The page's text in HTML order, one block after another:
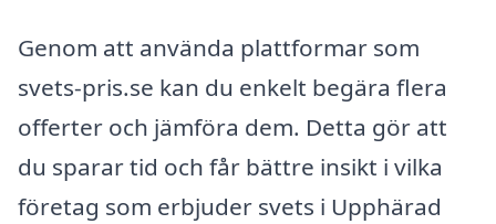
Genom att använda plattformar som
svets-pris.se kan du enkelt begära flera
offerter och jämföra dem. Detta gör att
du sparar tid och får bättre insikt i vilka
företag som erbjuder svets i Upphärad